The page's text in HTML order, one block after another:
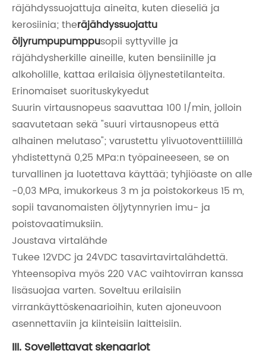
räjähdyssuojattuja aineita, kuten dieseliä ja
kerosiinia; theräjähdyssuojattu
öljyrumpupumppusopii syttyville ja
räjähdysherkille aineille, kuten bensiinille ja
alkoholille, kattaa erilaisia ​​öljynestetilanteita.
Erinomaiset suorituskykyedut
Suurin virtausnopeus saavuttaa 100 l/min, jolloin
saavutetaan sekä "suuri virtausnopeus että
alhainen melutaso"; varustettu ylivuotoventtiilillä
yhdistettynä 0,25 MPa:n työpaineeseen, se on
turvallinen ja luotettava käyttää; tyhjiöaste on alle
-0,03 MPa, imukorkeus 3 m ja poistokorkeus 15 m,
sopii tavanomaisten öljytynnyrien imu- ja
poistovaatimuksiin.
Joustava virtalähde
Tukee 12VDC ja 24VDC tasavirtavirtalähdettä.
Yhteensopiva myös 220 VAC vaihtovirran kanssa
lisäsuojaa varten. Soveltuu erilaisiin
virrankäyttöskenaarioihin, kuten ajoneuvoon
asennettaviin ja kiinteisiin laitteisiin.
III. Sovellettavat skenaariot